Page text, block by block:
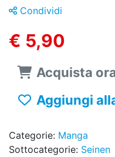
Condividi
€ 5,90
Acquista
Aggiungi
Categorie: Manga
Sottocategorie: Seinen